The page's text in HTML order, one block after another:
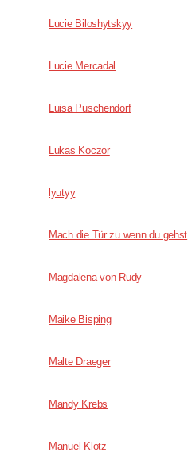
Lucie Biloshytskyy
Lucie Mercadal
Luisa Puschendorf
Lukas Koczor
lyutyy
Mach die Tür zu wenn du gehst
Magdalena von Rudy
Maike Bisping
Malte Draeger
Mandy Krebs
Manuel Klotz